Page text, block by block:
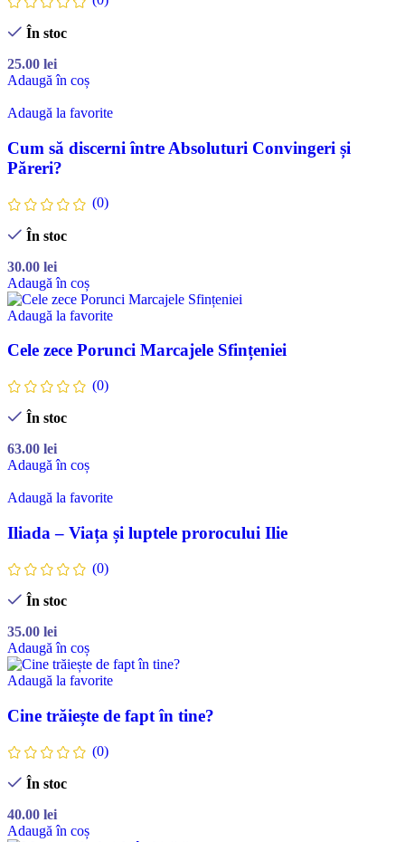
În stoc
25.00 lei
Adaugă în coș
Adaugă la favorite
Cum să discerni între Absoluturi Convingeri și
Păreri?
(0)
În stoc
30.00 lei
Adaugă în coș
Adaugă la favorite
Cele zece Porunci Marcajele Sfințeniei
(0)
În stoc
63.00 lei
Adaugă în coș
Adaugă la favorite
Iliada – Viața și luptele prorocului Ilie
(0)
În stoc
35.00 lei
Adaugă în coș
Adaugă la favorite
Cine trăiește de fapt în tine?
(0)
În stoc
40.00 lei
Adaugă în coș